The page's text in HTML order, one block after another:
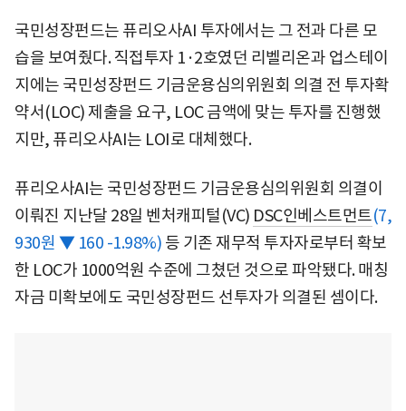
국민성장펀드는 퓨리오사AI 투자에서는 그 전과 다른 모
습을 보여줬다. 직접투자 1·2호였던 리벨리온과 업스테이
지에는 국민성장펀드 기금운용심의위원회 의결 전 투자확
약서(LOC) 제출을 요구, LOC 금액에 맞는 투자를 진행했
지만, 퓨리오사AI는 LOI로 대체했다.
퓨리오사AI는 국민성장펀드 기금운용심의위원회 의결이
이뤄진 지난달 28일 벤처캐피털(VC) DSC인베스트먼트(7,
930원 ▼ 160 -1.98%) 등 기존 재무적 투자자로부터 확보
한 LOC가 1000억원 수준에 그쳤던 것으로 파악됐다. 매칭
자금 미확보에도 국민성장펀드 선투자가 의결된 셈이다.